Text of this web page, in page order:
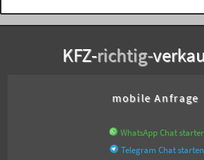
KFZ-richtig-
mobile Anfrage
WhatsApp Chat starten
Telegram Chat starten